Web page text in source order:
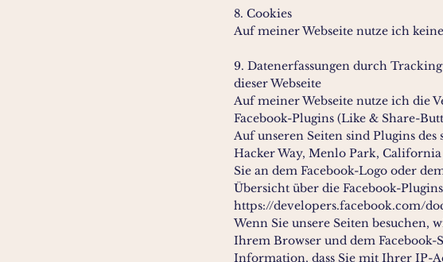
8. Cookies
Auf meiner Webseite nutze ich
9. Datenerfassungen durch
dieser Webseite
Auf meiner Webseite nutze ich die
Facebook-Plugins (Like & Share-
Auf unseren Seiten sind Plugins
Hacker Way, Menlo Park,
Sie an dem Facebook-Logo oder
Übersicht über die Facebook-
https://developers.facebook.com/
Wenn Sie unsere Seiten besuchen,
Ihrem Browser und dem Facebook-
Information, dass Sie mit Ihrer IP-